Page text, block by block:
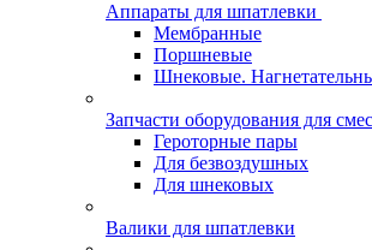
Аппараты для шпатлевки
Мембранные
Поршневые
Шнековые.
Запчасти оборудования для
Героторные пары
Для безвоздушных
Для шнековых
Валики для шпатлевки